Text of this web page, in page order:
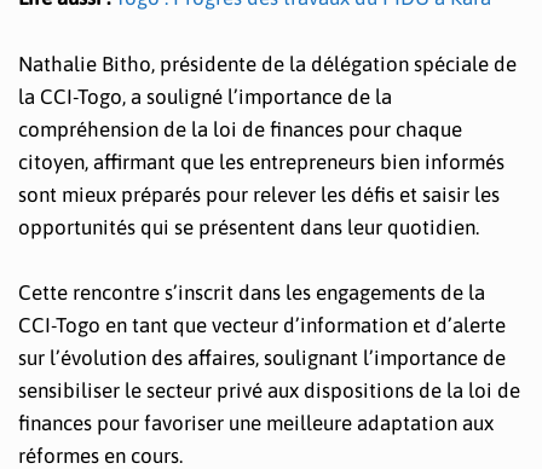
Nathalie Bitho, présidente de la délégation spéciale de
la CCI-Togo, a souligné l’importance de la
compréhension de la loi de finances pour chaque
citoyen, affirmant que les entrepreneurs bien informés
sont mieux préparés pour relever les défis et saisir les
opportunités qui se présentent dans leur quotidien.
Cette rencontre s’inscrit dans les engagements de la
CCI-Togo en tant que vecteur d’information et d’alerte
sur l’évolution des affaires, soulignant l’importance de
sensibiliser le secteur privé aux dispositions de la loi de
finances pour favoriser une meilleure adaptation aux
réformes en cours.